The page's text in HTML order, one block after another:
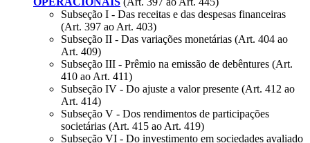
Subseção I - Das receitas e das despesas financeiras
(Art. 397 ao Art. 403)
Subseção II - Das variações monetárias (Art. 404 ao
Art. 409)
Subseção III - Prêmio na emissão de debêntures (Art.
410 ao Art. 411)
Subseção IV - Do ajuste a valor presente (Art. 412 ao
Art. 414)
Subseção V - Dos rendimentos de participações
societárias (Art. 415 ao Art. 419)
Subseção VI - Do investimento em sociedades avaliado